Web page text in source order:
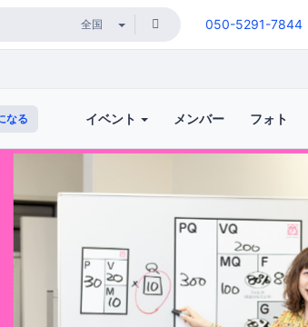
050-5291-7844
なる イベント メンバー フォト